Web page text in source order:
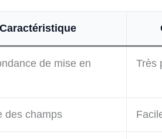
Caractéristique
de mise en
Très
des champs